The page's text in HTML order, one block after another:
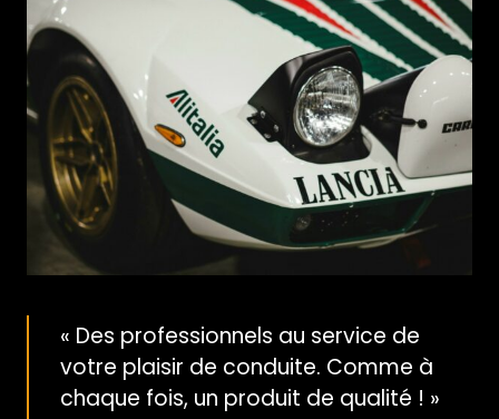
« Des professionnels au service de
votre plaisir de conduite. Comme à
chaque fois, un produit de qualité ! »